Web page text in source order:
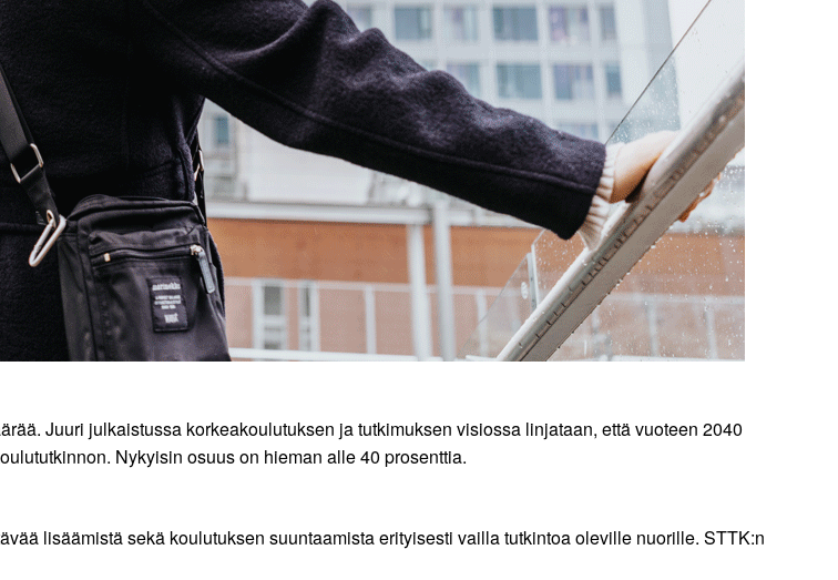
Juuri julkaistussa korkeakoulutuksen ja tutkimuksen visiossa linjataan, että vuoteen 2040
Nykyisin osuus on hieman alle 40 prosenttia.
lisäämistä sekä koulutuksen suuntaamista erityisesti vailla tutkintoa oleville nuorille. STTK:n